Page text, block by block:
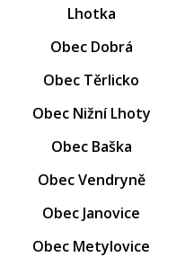
Lhotka
Obec Dobrá
Obec Těrlicko
Obec Nižní Lhoty
Obec Baška
Obec Vendryně
Obec Janovice
Obec Metylovice